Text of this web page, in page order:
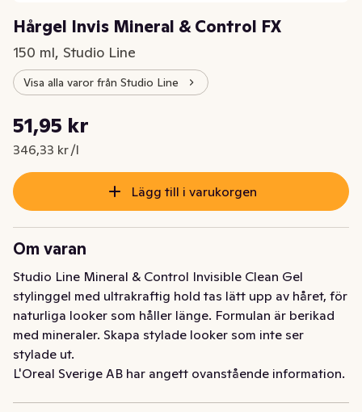
Hårgel Invis Mineral & Control FX
150 ml, Studio Line
Visa alla varor från Studio Line
Nuvarande pris är: 51,95 kr
51,95 kr
346,33 kr /l
Styckpris: 346,33 kr /l
Lägg till i varukorgen
Om varan
Studio Line Mineral & Control Invisible Clean Gel
stylinggel med ultrakraftig hold tas lätt upp av håret, för
naturliga looker som håller länge. Formulan är berikad
med mineraler. Skapa stylade looker som inte ser
stylade ut.
L'Oreal Sverige AB har angett ovanstående information.